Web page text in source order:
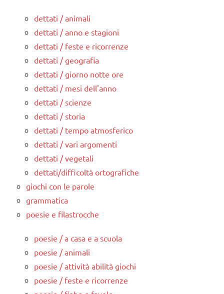
dettati / animali
dettati / anno e stagioni
dettati / feste e ricorrenze
dettati / geografia
dettati / giorno notte ore
dettati / mesi dell'anno
dettati / scienze
dettati / storia
dettati / tempo atmosferico
dettati / vari argomenti
dettati / vegetali
dettati/difficoltà ortografiche
giochi con le parole
grammatica
poesie e filastrocche
poesie / a casa e a scuola
poesie / animali
poesie / attività abilità giochi
poesie / feste e ricorrenze